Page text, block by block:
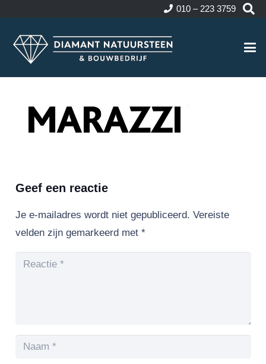
010 – 223 3759
Geef een reactie
Je e-mailadres wordt niet gepubliceerd. Vereiste
velden zijn gemarkeerd met *